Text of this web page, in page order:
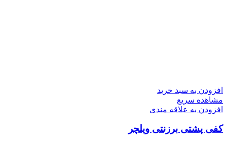
افزودن به سبد خرید
مشاهده سریع
افزودن به علاقه مندی
کفی پشتی برزنتی ویلچر